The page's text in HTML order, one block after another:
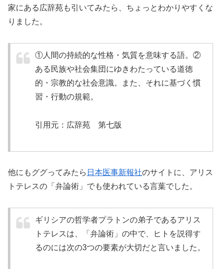
家にある広辞苑も引いてみたら、ちょっとわかりやすくな
りました。
①人間の持続的な性格・気質を意味する語。②
ある民族や社会集団にゆきわたっている道徳
的・宗教的な社会意識。また、それに基づく慣
習・行動の規範。
引用元：広辞苑 第七版
他にもググってみたら 日本医事新報社のサイトに、アリス
トテレスの「弁論術」でも使われている言葉でした。
ギリシアの哲学者プラトンの弟子であるアリス
トテレスは、「弁論術」の中で、ヒトを説得す
るのには次の3つの要素が大切だと言いました。